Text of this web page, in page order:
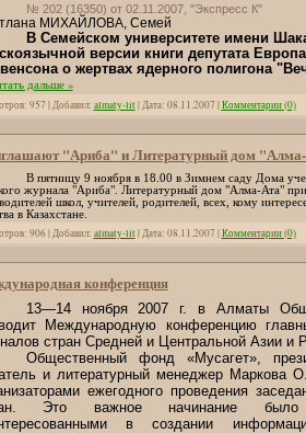
№ 202 (16350) от 02.11.2007, "Экспресс К"
МИХАЙЛОВА, Семей
В Семейском университете имени
версии книги депутата
о жертвах ядерного полигона
дальше »
957 | Добавил: almaty-lit| Дата: 08.11.2007 |Комментарии (0)
"Ариба" и Литературный дом
В пятницу 9 ноября в 18.00 в Зимнем саду Дома
журнала "Ариба". Литературный дом "Алма-Ата"
школ, учителей, родителей, всех, кому
в Казахстане.
906 | Добавил: almaty-lit| Дата: 08.11.2007 |Комментарии (0)
конференция
13—14 ноября 2007 г. в Алматы
Международную конференцию
стран Средней и Центральной Азии и
Общественный фонд «Мусагет»,
и литературный менеджер Маркова
ежегодного проведения
Это важное начинание было
в создании